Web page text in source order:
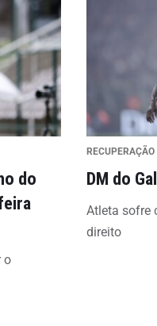
do
o
RECUPERAÇÃO
DM do
Atleta sofre
direito